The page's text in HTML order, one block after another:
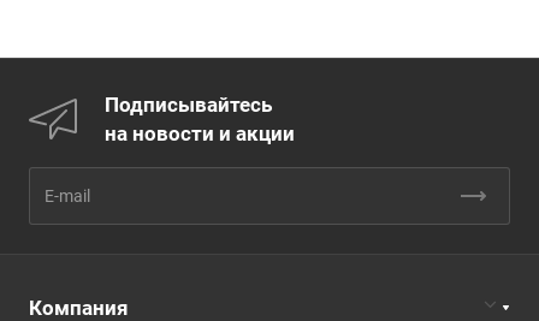
Подписывайтесь
на новости и акции
Компания